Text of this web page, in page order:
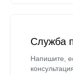
Служба
Напишите,